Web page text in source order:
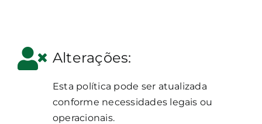
Alterações:
Esta política pode ser atualizada
conforme necessidades legais ou
operacionais.